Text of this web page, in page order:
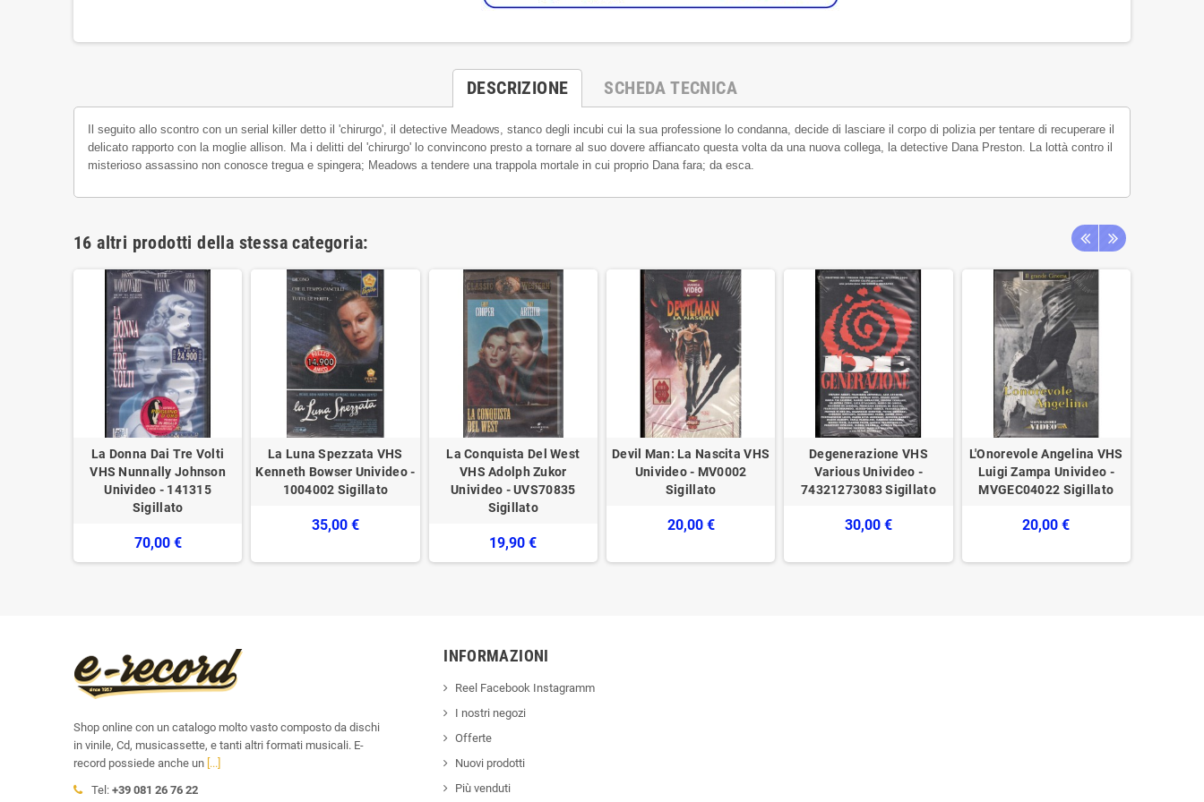
DESCRIZIONE SCHEDA TECNICA
Il seguito allo scontro con un serial killer detto il 'chirurgo', il detective Meadows, stanco degli incubi cui la sua professione lo condanna, decide di lasciare il corpo di polizia per tentare di recuperare il
delicato rapporto con la moglie allison. Ma i delitti del 'chirurgo' lo convincono presto a tornare al suo dovere affiancato questa volta da una nuova collega, la detective Dana Preston. La lottà contro il
misterioso assassino non conosce tregua e spingera; Meadows a tendere una trappola mortale in cui proprio Dana fara; da esca.
16 altri prodotti della stessa categoria:
La Donna Dai Tre Volti
VHS Nunnally Johnson
Univideo - 141315
Sigillato
70,00 €
La Luna Spezzata VHS
Kenneth Bowser Univideo -
1004002 Sigillato
35,00 €
La Conquista Del West
VHS Adolph Zukor
Univideo - UVS70835
Sigillato
19,90 €
Devil Man: La Nascita VHS
Univideo - MV0002
Sigillato
20,00 €
Degenerazione VHS
Various Univideo -
74321273083 Sigillato
30,00 €
L'Onorevole Angelina VHS
Luigi Zampa Univideo -
MVGEC04022 Sigillato
20,00 €
Shop online con un catalogo molto vasto composto da dischi
in vinile, Cd, musicassette, e tanti altri formati musicali. E-
record possiede anche un [...]
Tel: +39 081 26 76 22
INFORMAZIONI
Reel Facebook Instagramm
I nostri negozi
Offerte
Nuovi prodotti
Più venduti